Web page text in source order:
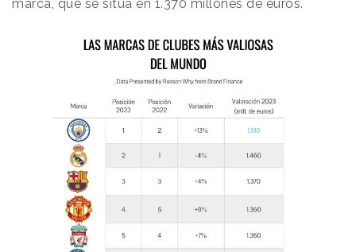
marca, que se sitúa en 1.370 millones de euros.